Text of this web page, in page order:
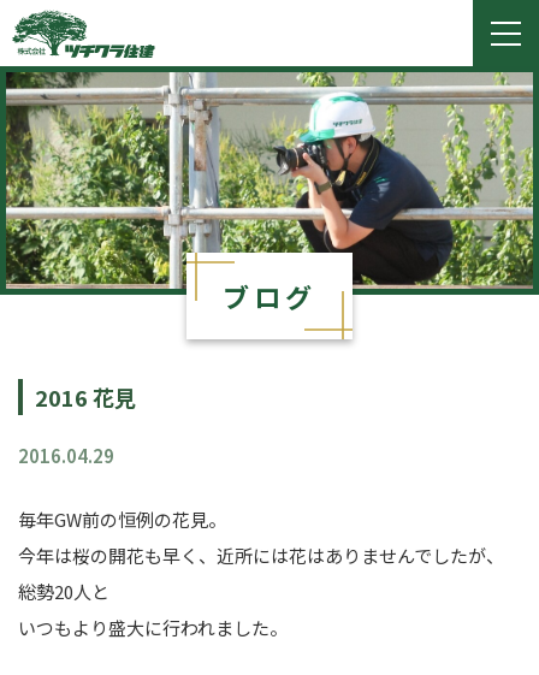
ブログ
2016 花見
2016.04.29
毎年GW前の恒例の花見。
今年は桜の開花も早く、近所には花はありませんでしたが、
総勢20人と
いつもより盛大に行われました。